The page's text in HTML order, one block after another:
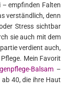
– empfinden Falten
verständlich, denn
Stress sichtbar
sie auch mit dem
verdient auch,
Mein Favorit
Balsam–
40, die ihre Haut